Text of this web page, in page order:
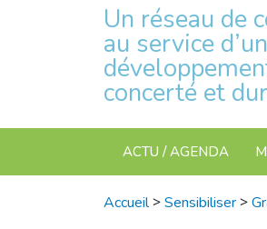
Un réseau de
au service d’un
concerté et
ACTU / AGENDA
Accueil>Sensibiliser>